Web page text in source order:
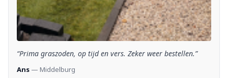
“Prima graszoden, op tijd en vers. Zeker weer bestellen.”
Ans — Middelburg